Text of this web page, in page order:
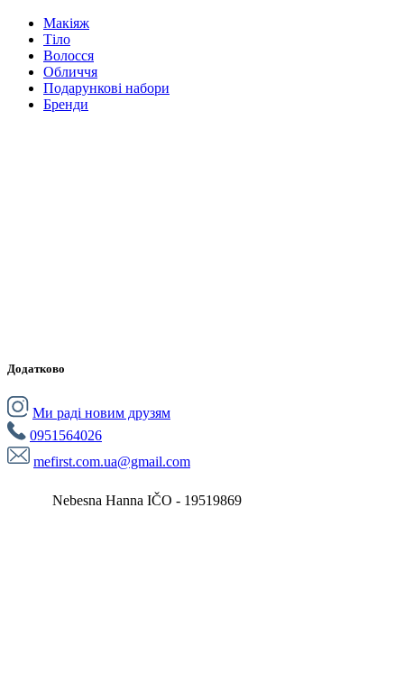
Макіяж
Тіло
Волосся
Обличчя
Подарункові набори
Бренди
Додатково
Ми раді новим друзям
0951564026
mefirst.com.ua@gmail.com
Nebesna Hanna IČO - 19519869